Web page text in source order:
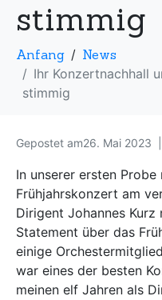
stimmig
Anfang
News
Ihr Konzertnachhall
stimmig
Gepostet am26. Mai 2023
In unserer ersten Probe
Frühjahrskonzert am
Dirigent Johannes
Statement über das
einige
war eines der besten
meinen elf Jahren als